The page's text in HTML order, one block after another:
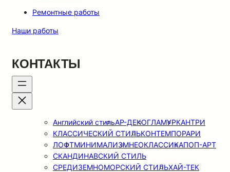
Ремонтные работы
Наши работы
КОНТАКТЫ
Английский стильАР-ДЕКОГЛАМУРКАНТРИ
КЛАССИЧЕСКИЙ СТИЛЬКОНТЕМПОРАРИ
ЛОФТМИНИМАЛИЗМНЕОКЛАССИКАПОП-АРТ
СКАНДИНАВСКИЙ СТИЛЬ
СРЕДИЗЕМНОМОРСКИЙ СТИЛЬХАЙ-ТЕК